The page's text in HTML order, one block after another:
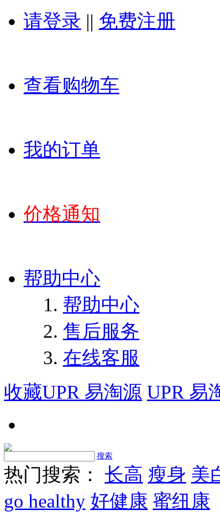
请登录 || 免费注册
查看购物车
我的订单
价格通知
帮助中心
帮助中心
售后服务
在线客服
收藏UPR 易淘源 UPR 易
搜索
热门搜索： 长高 瘦身 美
go healthy 好健康 蜜纽康